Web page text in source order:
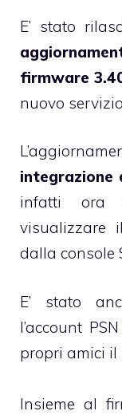
E’ stato
firmware
nuovo
integrazione
infatti ora
visualizzare
dalla console
E’ stato
l’account
propri amici il
Insieme al